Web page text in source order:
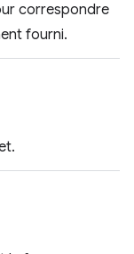
correspondre
fourni.